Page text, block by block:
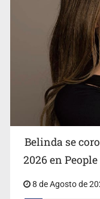
Ciclosporiasis no
masivo
Belinda se
2026 en
8 de Agosto de